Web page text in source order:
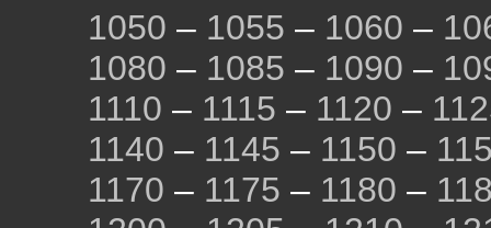
1050 – 1055 – 1060 –
1080 – 1085 – 1090 –
1110 – 1115 – 1120 –
1140 – 1145 – 1150 –
1170 – 1175 – 1180 –